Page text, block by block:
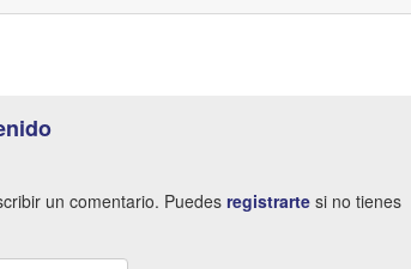
un comentario. Puedes registrarte si no tienes